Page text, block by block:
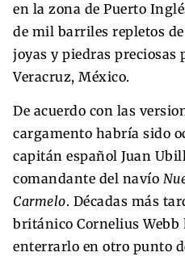
en la zona de Puerto
de mil barriles repletos
joyas y piedras preciosas
Veracruz, México.
De acuerdo con las
cargamento habría sido
capitán español Juan
comandante del navío
Carmelo. Décadas más
británico Cornelius Webb
enterrarlo en otro punto